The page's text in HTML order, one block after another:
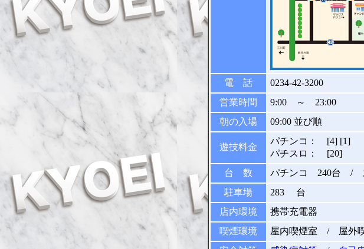
電 話
0234-42-3200
営業時間
9:00 ～ 23:00
朝の入場
09:00 並び順
遊技料金
パチンコ： [4] [1]
パチスロ： [20]
台 数
パチンコ 240台 /
駐車場
283 台
店内環境
携帯充電器
喫煙環境
屋内喫煙室 / 屋外